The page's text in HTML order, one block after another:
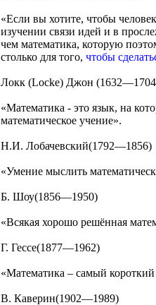
«Если вы хотите, чтобы
изучении связи идей и в
чем математика, которую
столько для того, чтобы
Локк (Locke) Джон
«Математика - это язык, на
математическое учение».
Н.И. Лобачевский(1792—1856)
«Умение мыслить
Б. Шоу(1856—1950)
«Всякая хорошо решённая
Г. Гессе(1877—1962)
«Математика – самый
В. Каверин(1902—1989)